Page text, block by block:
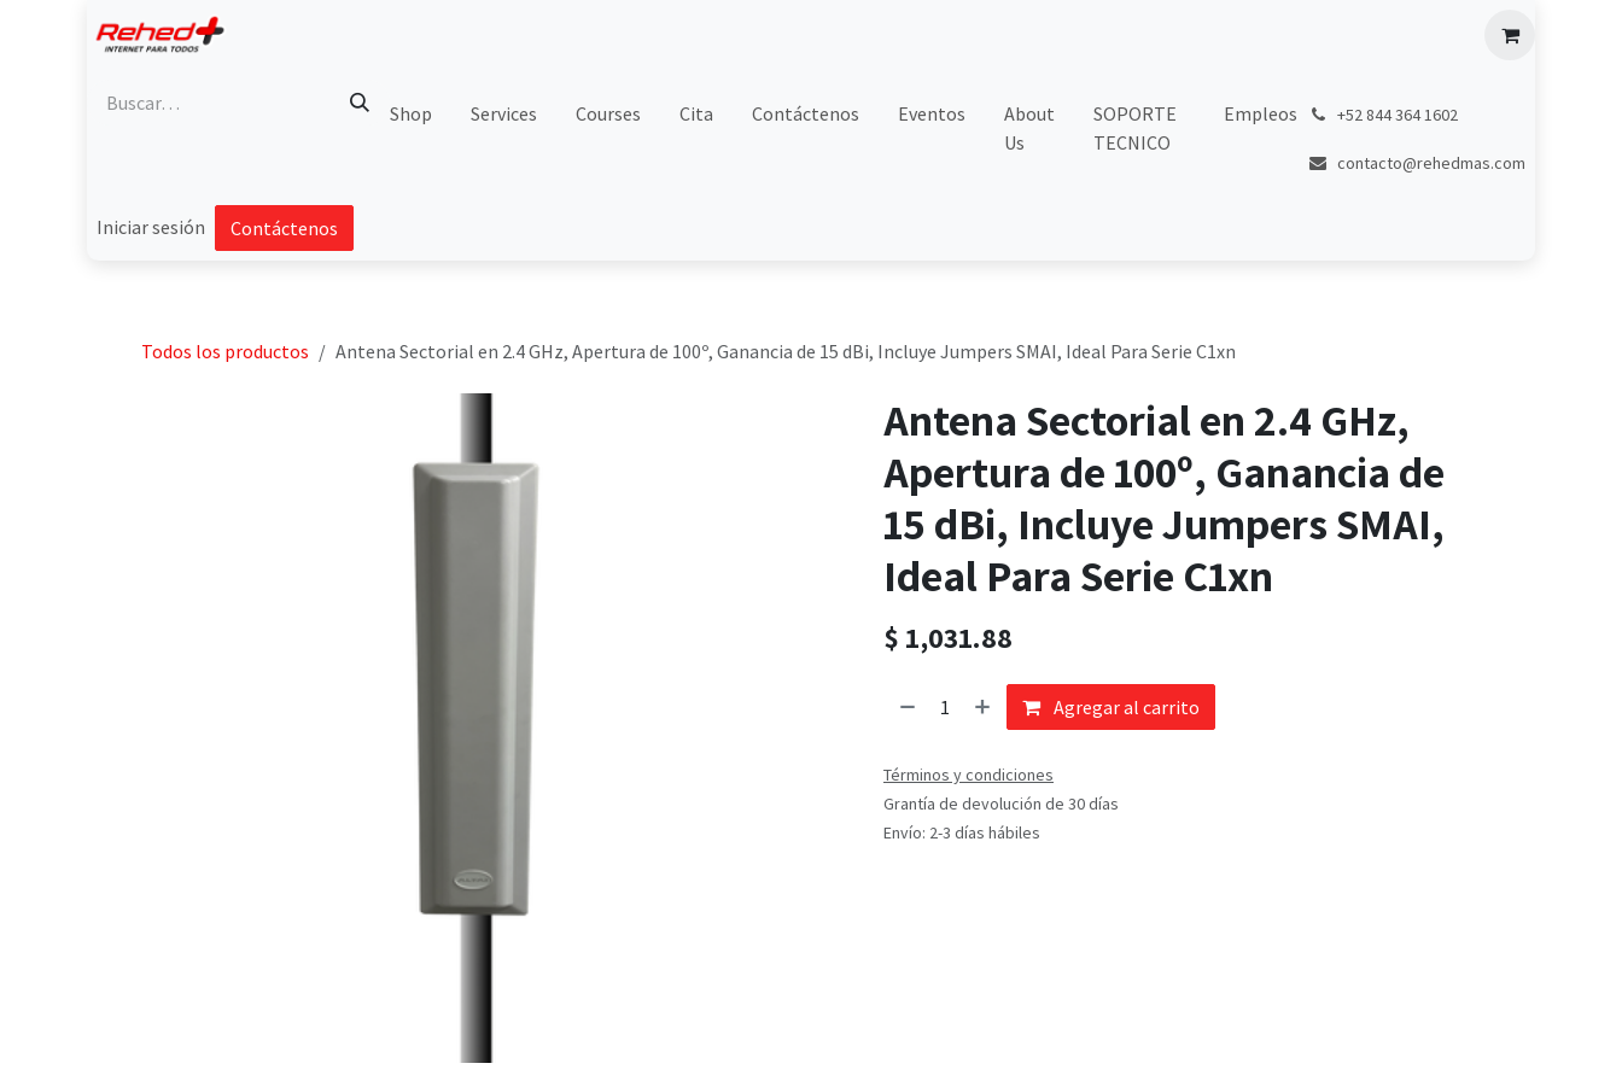
Shop Services Courses Cita Contáctenos Eventos
About
Us
SOPORTE
TECNICO
Empleos +52 844 364 1602
contacto@rehedmas.com
Iniciar sesión Contáctenos
Todos los productos Antena Sectorial en 2.4 GHz, Apertura de 100º, Ganancia de 15 dBi, Incluye Jumpers SMAI, Ideal Para Serie C1xn
Antena Sectorial en 2.4 GHz,
Apertura de 100º, Ganancia de
15 dBi, Incluye Jumpers SMAI,
Ideal Para Serie C1xn
$ 1,031.88
Agregar al carrito
Términos y condiciones
Grantía de devolución de 30 días
Envío: 2-3 días hábiles